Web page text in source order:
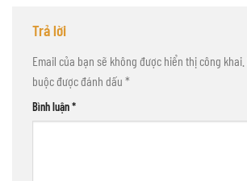
Trả lời
Email của bạn sẽ không được hiển thị công khai.
buộc được đánh dấu *
Bình luận*